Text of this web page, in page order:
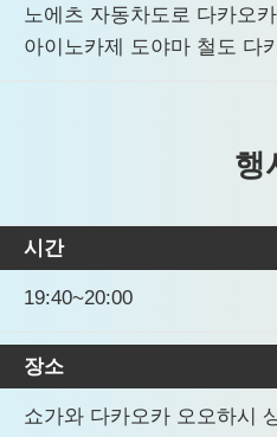
노에츠 자동차도로 다카오
아이노카제 도야마 철도 다
행
시간
19:40~20:00
장소
쇼가와 다카오카 오오하시